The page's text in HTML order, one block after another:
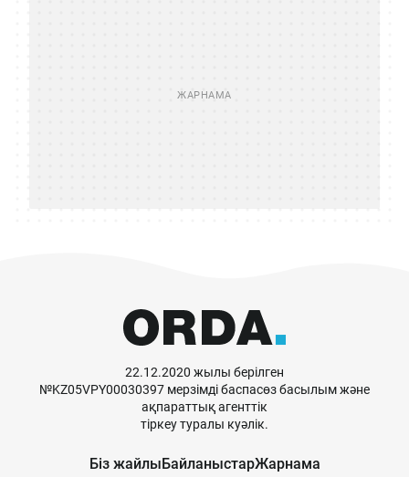
22.12.2020 жылы берілген
№KZ05VPY00030397 мерзімді баспасөз басылым және
ақпараттық агенттік
тіркеу туралы куәлік.
Біз жайлыБайланыстарЖарнама